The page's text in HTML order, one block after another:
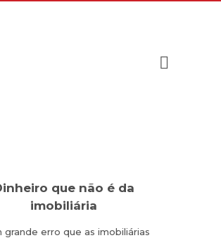
que não é da
imobiliária
grande erro que as imobiliárias